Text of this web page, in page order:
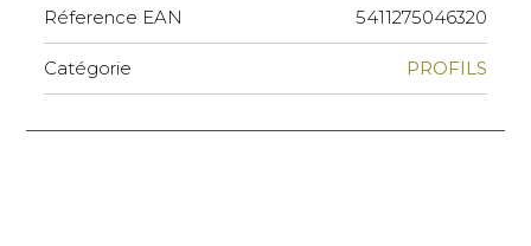
Réference EAN 5411275046320
Catégorie PROFILS